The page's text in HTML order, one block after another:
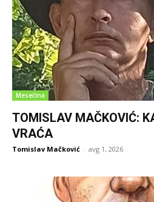
Mesečina
TOMISLAV MAČKOVIĆ:
VRAĆA
Tomislav Mačković - avg 1, 2026